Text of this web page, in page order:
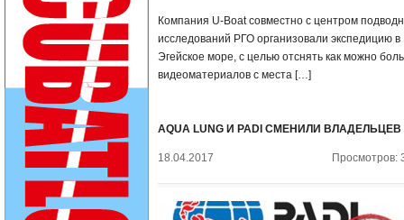
Компания U-Boat совместно с центром
исследований РГО организовали экспедицию в
Эгейское море, с целью отснять как можно
видеоматериалов с места […]
AQUA LUNG И PADI СМЕНИЛИ ВЛАДЕЛЬЦЕВ
18.04.2017 Просмотров: